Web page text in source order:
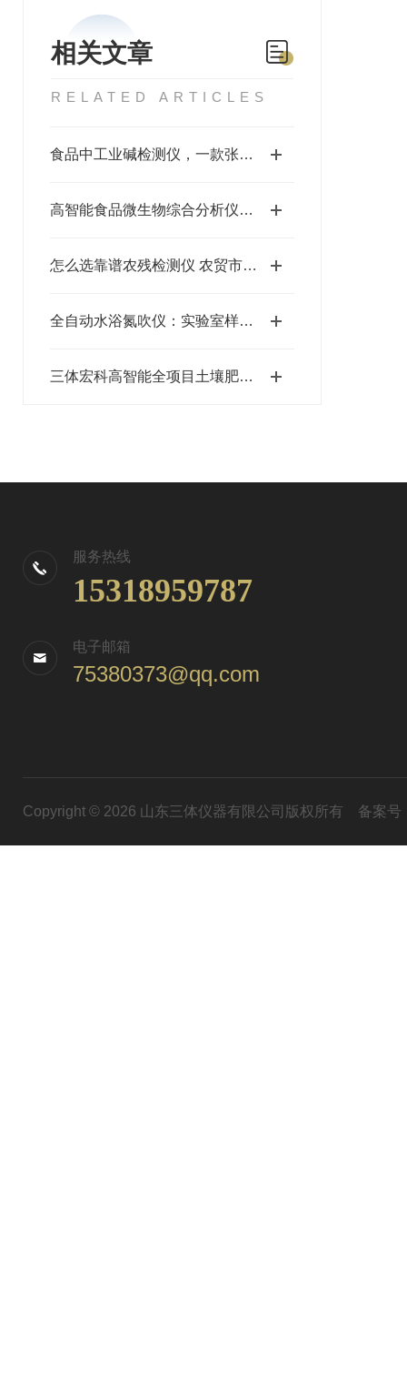
相关文章
RELATED ARTICLES
食品中工业碱检测仪，一款张灯结彩的检测仪器#2023已更新
高智能食品微生物综合分析仪：食品安全检测的“全能卫士”
怎么选靠谱农残检测仪 农贸市场果蔬筛查设备选型参考
全自动水浴氮吹仪：实验室样品浓缩的智能革命
三体宏科高智能全项目土壤肥料检测仪一站式配套方案推荐
服务热线
15318959787
电子邮箱
75380373@qq.com
Copyright © 2026 山东三体仪器有限公司版权所有 备案号